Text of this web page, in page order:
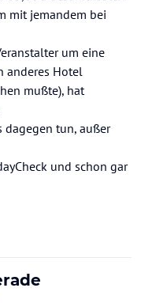
mit jemandem bei
um eine
anderes Hotel
mußte), hat
dagegen tun, außer
und schon gar